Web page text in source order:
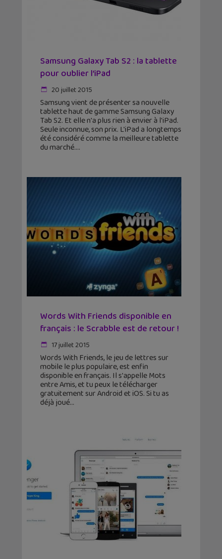
Samsung Galaxy Tab S2 : la tablette
pour oublier l’iPad
20 juillet 2015
Samsung vient de présenter sa nouvelle
tablette haut de gamme Samsung Galaxy
Tab S2. Et elle n'a plus rien à envier à l'iPad.
Seule inconnue, son prix. L'iPad a longtemps
été considéré comme la meilleure tablette
du marché.
Words With Friends disponible en
français : le Scrabble est de retour !
17 juillet 2015
Words With Friends, le jeu de lettres sur
mobile le plus populaire, est enfin
disponible en français. Il s'appelle Mots
entre Amis, et tu peux le télécharger
gratuitement sur Android et iOS. Si tu as
déjà joué